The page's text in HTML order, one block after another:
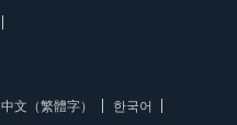
中文（繁體字）
한국어